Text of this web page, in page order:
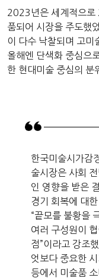
2023년은 세계적으로
품되어 시장을 주도했
이 다수 낙찰되며 고미
올해엔 단색화 중심으
한 현대미술 중심의 분
한국미술시가감
술시장은 사회
인 영향을 받은
경기 회복에 대
“끝모를 불황을
여러 구성원이
점”이라고 강조
엇보다 중요한
등에서 미술품